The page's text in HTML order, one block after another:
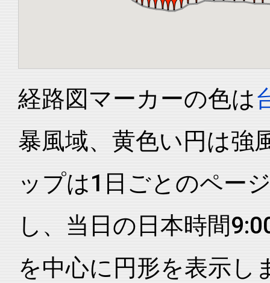
経路図マーカーの色は
暴風域、黄色い円は強
ップは1日ごとのペー
し、当日の日本時間
を中心に円形を表示し